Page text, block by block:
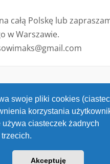
swoje pliki cookies
korzystania
używa ciasteczek żadnych
Akceptuję
całą Polskę lub
w Warszawie.
sprzedaży”